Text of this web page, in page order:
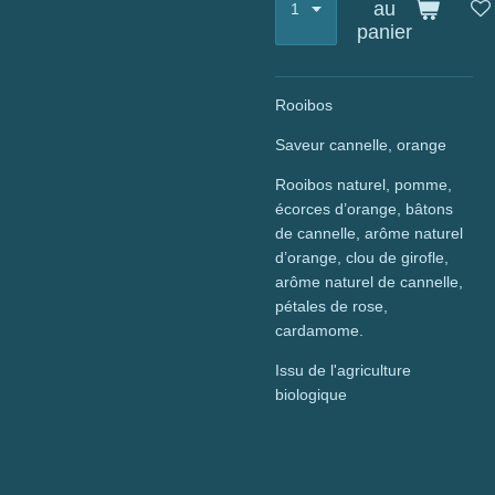
au
panier
Rooibos
Saveur cannelle, orange
Rooibos naturel, pomme,
écorces d’orange, bâtons
de cannelle, arôme naturel
d’orange, clou de girofle,
arôme naturel de cannelle,
pétales de rose,
cardamome.
Issu de l'agriculture
biologique